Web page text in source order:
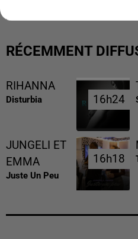
RÉCEMMENT
RIHANNA
Disturbia 16h24
16h24
JUNGELI ET
EMMA
Juste Un Peu
16h18
16h18